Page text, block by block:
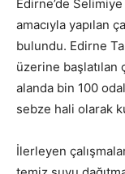
Edirne’de
amacıyla yapılan
bulundu. Edirne
üzerine başlatılan
alanda bin 100
sebze hali olarak
İlerleyen